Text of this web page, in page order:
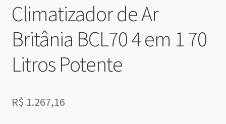
Climatizador de Ar
Britânia BCL70 4 em 1 70
Litros Potente
R$ 1.267,16